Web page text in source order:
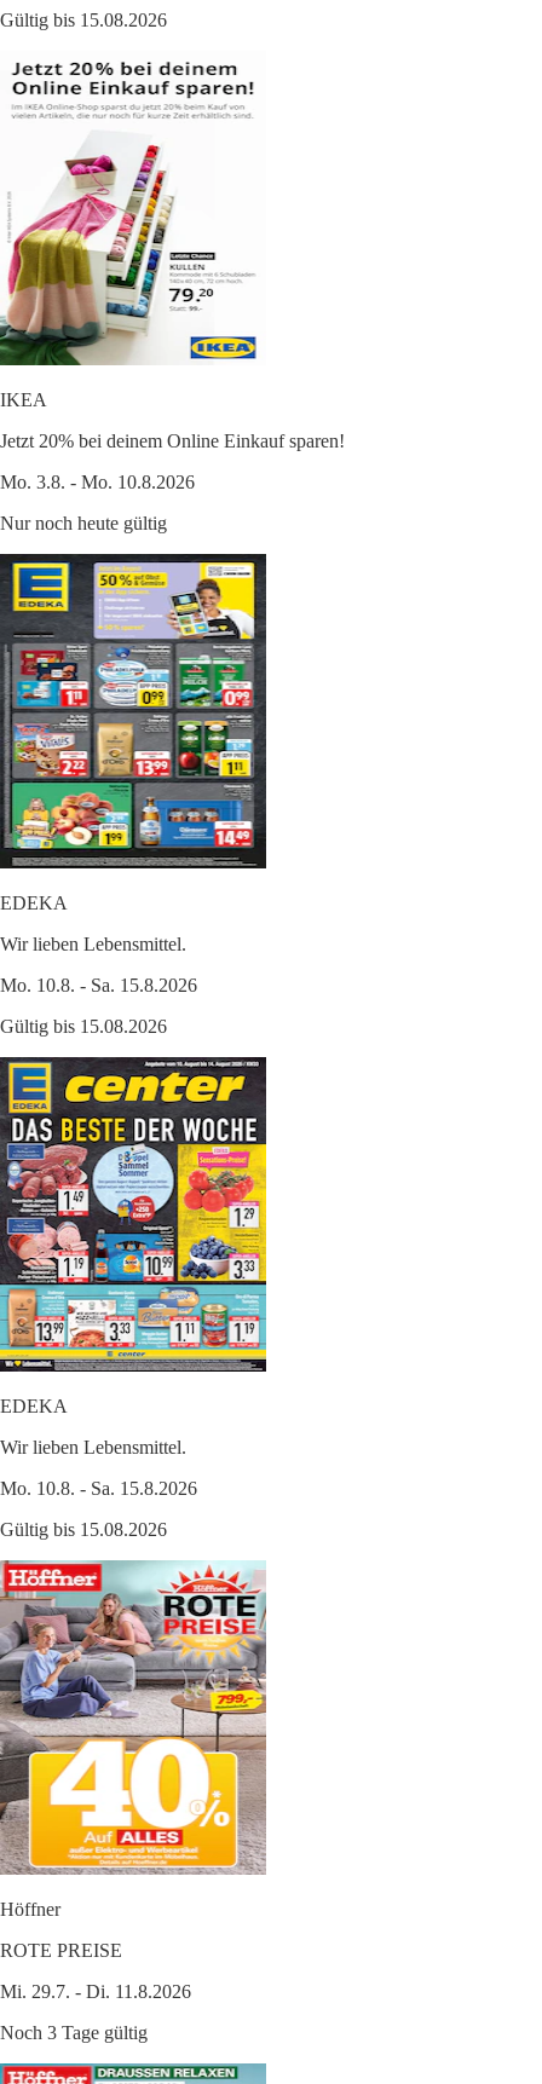
Gültig bis 15.08.2026
IKEA
Jetzt 20% bei deinem Online Einkauf sparen!
Mo. 3.8. - Mo. 10.8.2026
Nur noch heute gültig
EDEKA
Wir lieben Lebensmittel.
Mo. 10.8. - Sa. 15.8.2026
Gültig bis 15.08.2026
EDEKA
Wir lieben Lebensmittel.
Mo. 10.8. - Sa. 15.8.2026
Gültig bis 15.08.2026
Höffner
ROTE PREISE
Mi. 29.7. - Di. 11.8.2026
Noch 3 Tage gültig